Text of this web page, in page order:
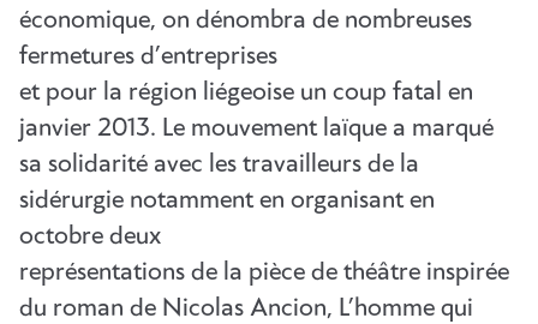
économique, on dénombra de nombreuses
fermetures d’entreprises
et pour la région liégeoise un coup fatal en
janvier 2013. Le mouvement laïque a marqué
sa solidarité avec les travailleurs de la
sidérurgie notamment en organisant en
octobre deux
représentations de la pièce de théâtre inspirée
du roman de Nicolas Ancion, L’homme qui